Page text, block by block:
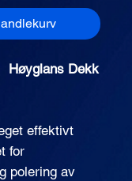
Dekk
effektivt
for
polering av